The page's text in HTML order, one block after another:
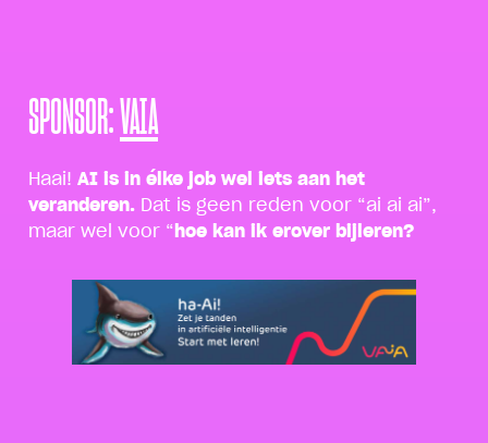
SPONSOR:VAIA
Haai! AI is in élke job wel iets aan het
veranderen.
Dat is geen reden voor “ai ai ai”,
maar wel voor “ hoe kan ik erover bijleren?